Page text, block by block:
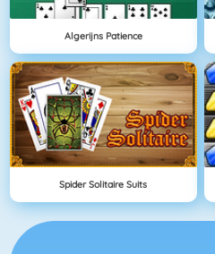
Algerijns Patience
Spider Solitaire Suits